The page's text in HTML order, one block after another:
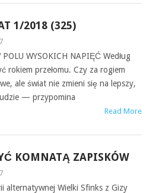
1/2018 (325)
WYSO­KICH NAPIĘĆ Według
rok­iem przełomu. Czy za rogiem
ale świat nie zmieni się na lep­szy,
— przy­pom­ina
Read More
KOMNATĄ ZAPISKÓW
alter­naty­wnej Wielki Sfinks z Gizy